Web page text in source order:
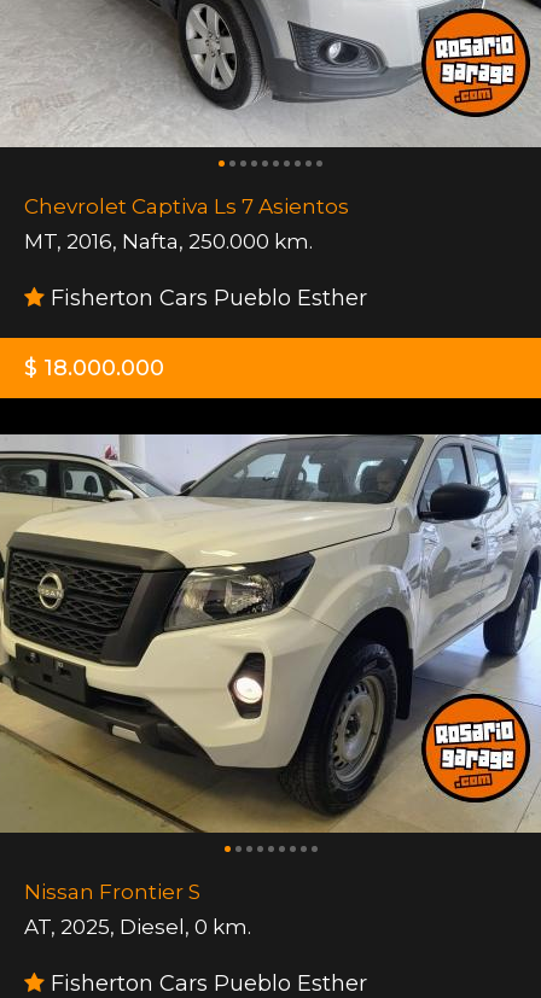
Chevrolet Captiva Ls 7 Asientos
MT, 2016, Nafta, 250.000 km.
Fisherton Cars Pueblo Esther
$ 18.000.000
Nissan Frontier S
AT, 2025, Diesel, 0 km.
Fisherton Cars Pueblo Esther